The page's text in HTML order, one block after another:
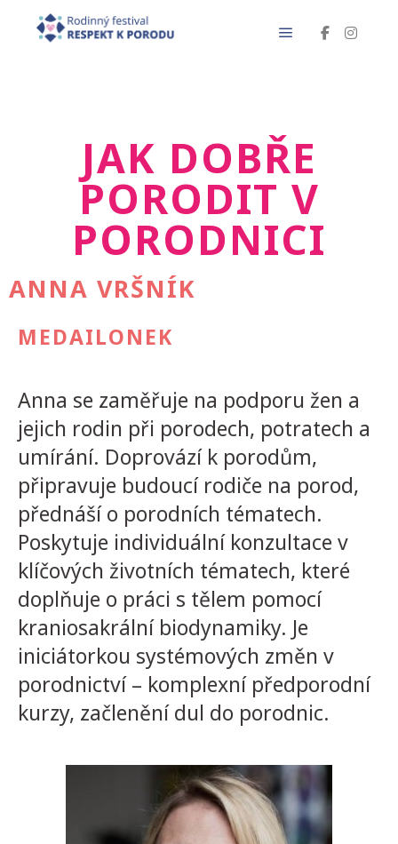
JAK DOBŘE
PORODIT V
PORODNICI
ANNA VRŠNÍK
MEDAILONEK
Anna se zaměřuje na podporu žen a
jejich rodin při porodech, potratech a
umírání. Doprovází k porodům,
připravuje budoucí rodiče na porod,
přednáší o porodních tématech.
Poskytuje individuální konzultace v
klíčových životních tématech, které
doplňuje o práci s tělem pomocí
kraniosakrální biodynamiky. Je
iniciátorkou systémových změn v
porodnictví – komplexní předporodní
kurzy, začlenění dul do porodnic.